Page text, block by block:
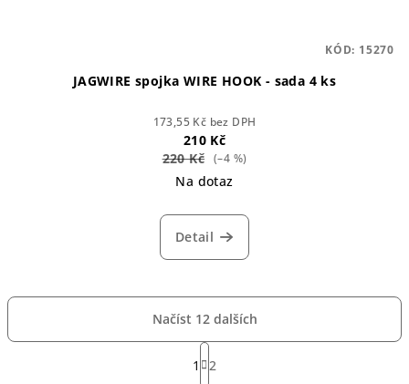
JAGWIRE spojka WIRE HOOK - sada 4 ks
173,55 Kč bez DPH
210 Kč
220 Kč (–4 %)
Na dotaz
Detail
KÓD: 15270
Načíst 12 dalších
S
t
1
2